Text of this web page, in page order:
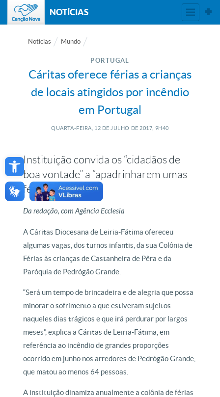
Open toolbar
NOTÍCIAS
Notícias Mundo
PORTUGAL
Cáritas oferece férias a crianças
de locais atingidos por incêndio
em Portugal
QUARTA-FEIRA, 12 DE JULHO DE 2017, 9H40
Instituição convida os “cidadãos de
boa vontade” a “apadrinharem umas
férias felizes”
Da redação, com Agência Ecclesia
A Cáritas Diocesana de Leiria-Fátima ofereceu
algumas vagas, dos turnos infantis, da sua Colônia de
Férias às crianças de Castanheira de Pêra e da
Paróquia de Pedrógão Grande.
“Será um tempo de brincadeira e de alegria que possa
minorar o sofrimento a que estiveram sujeitos
naqueles dias trágicos e que irá perdurar por largos
meses”, explica a Cáritas de Leiria-Fátima, em
referência ao incêndio de grandes proporções
ocorrido em junho nos arredores de Pedrógão Grande,
que matou ao menos 64 pessoas.
A instituição dinamiza anualmente a colônia de férias